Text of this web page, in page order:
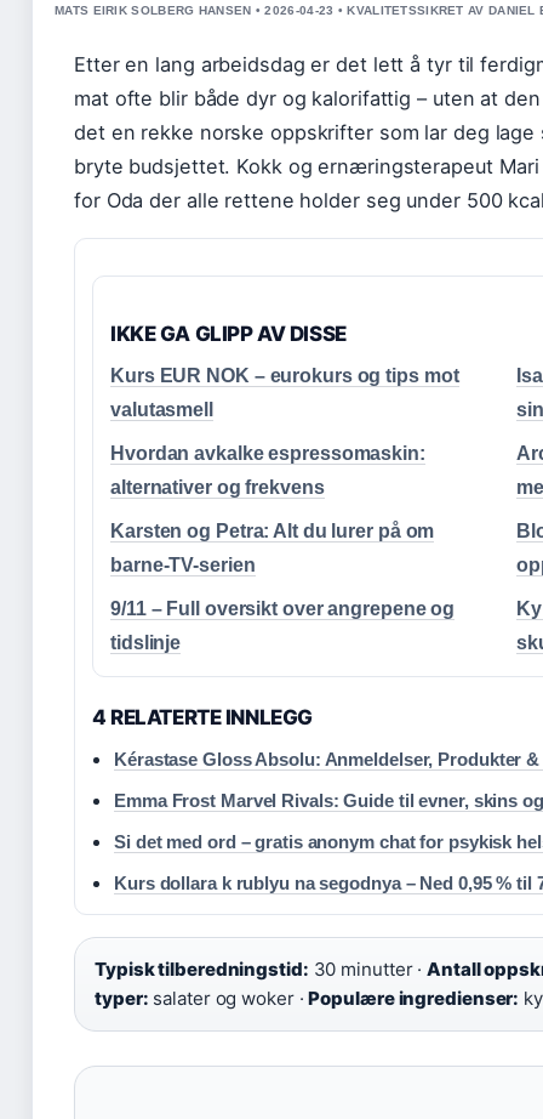
MATS EIRIK SOLBERG HANSEN • 2026-04-23 • KVALITETSSIKRET AV DANIEL
Etter en lang arbeidsdag er det lett å tyr til
mat ofte blir både dyr og kalorifattig – uten at
det en rekke norske oppskrifter som lar deg
bryte budsjettet. Kokk og ernæringsterapeut
for Oda der alle rettene holder seg under 500
IKKE GA GLIPP AV DISSE
Kurs EUR NOK – eurokurs og tips mot
valutasmell
Hvordan avkalke espressomaskin:
alternativer og frekvens
Karsten og Petra: Alt du lurer på om
barne-TV-serien
9/11 – Full oversikt over angrepene og
tidslinje
4 RELATERTE INNLEGG
Kérastase Gloss Absolu: Anmeldelser, Produkter
Emma Frost Marvel Rivals: Guide til evner, skins
Si det med ord – gratis anonym chat for psykisk
Kurs dollara k rublyu na segodnya – Ned 0,95 % til
Typisk tilberedningstid: 30 minutter ·Antall
typer: salater og woker ·Populære ingredienser: